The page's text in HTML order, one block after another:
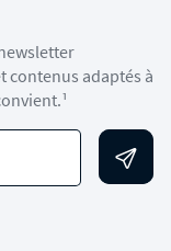
contenus adaptés à